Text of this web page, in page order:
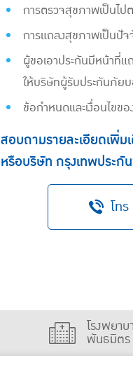
การตรวจสุขภาพเป็นไป
การแถลงสุขภาพเป็นปั
ผู้ขอเอาประกันมีหน้าที่แ
ให้บริษัทผู้รับประกันภัย
ข้อกำหนดและเงื่อนไขข
สอบถามรายละเอียดเพิ่ม
หรือบริษัท กรุงเทพประกั
โท
โรงพยาบ
พันธมิตร